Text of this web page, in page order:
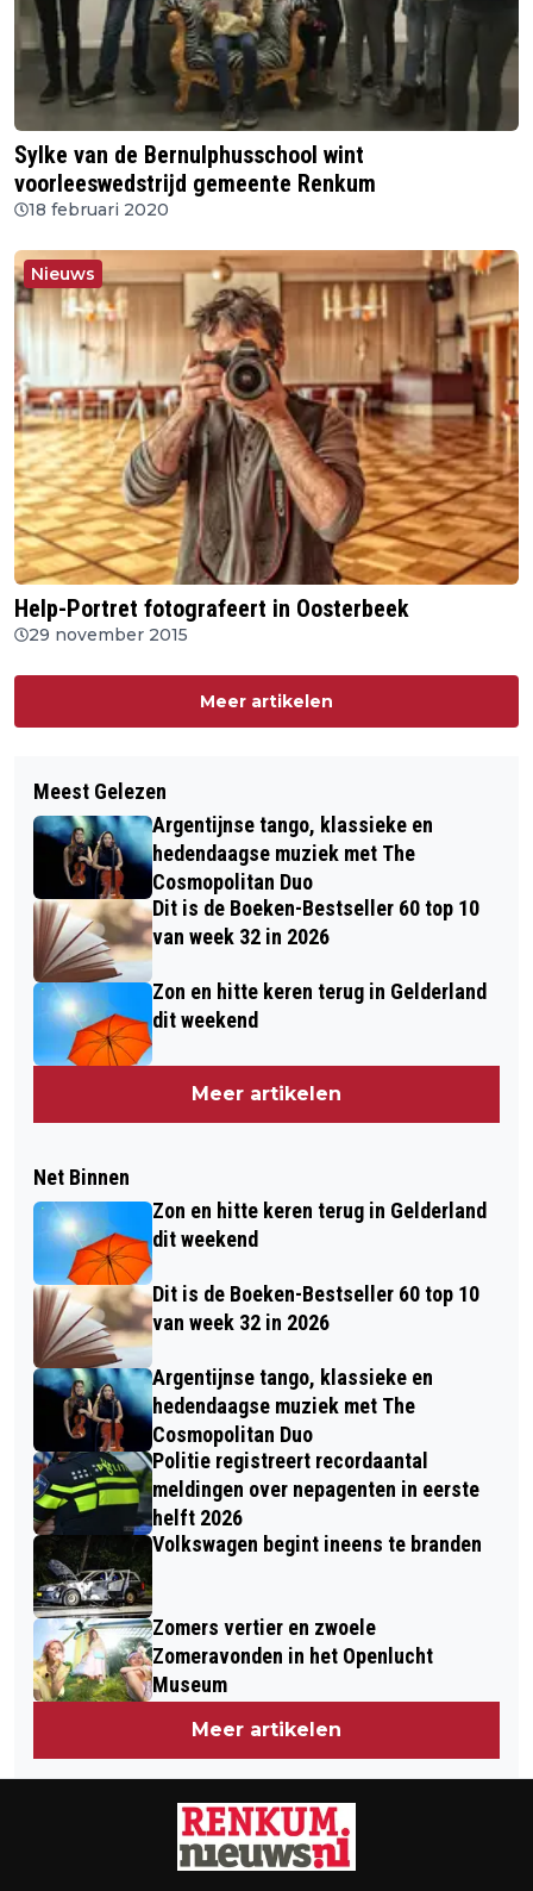
Sylke van de Bernulphusschool wint
voorleeswedstrijd gemeente Renkum
18 februari 2020
Nieuws
Help-Portret fotografeert in Oosterbeek
29 november 2015
Meer artikelen
Meest Gelezen
Argentijnse tango, klassieke en
hedendaagse muziek met The
Cosmopolitan Duo
Dit is de Boeken-Bestseller 60 top 10
van week 32 in 2026
Zon en hitte keren terug in Gelderland
dit weekend
Meer artikelen
Net Binnen
Zon en hitte keren terug in Gelderland
dit weekend
Dit is de Boeken-Bestseller 60 top 10
van week 32 in 2026
Argentijnse tango, klassieke en
hedendaagse muziek met The
Cosmopolitan Duo
Politie registreert recordaantal
meldingen over nepagenten in eerste
helft 2026
Volkswagen begint ineens te branden
Zomers vertier en zwoele
Zomeravonden in het Openlucht
Museum
Meer artikelen